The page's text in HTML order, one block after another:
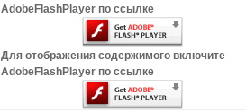
AdobeFlashPlayer по ссылке
Для отображения содержимого включите
AdobeFlashPlayer по ссылке